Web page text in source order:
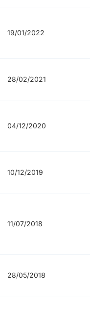
19/01/2022
28/02/2021
04/12/2020
10/12/2019
11/07/2018
28/05/2018